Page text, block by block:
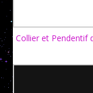
Collier et Pendentif